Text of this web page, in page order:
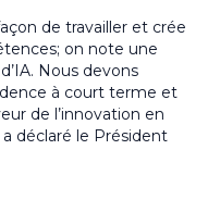
de travailler et crée
on note une
Nous devons
à court terme et
de l’innovation en
déclaré le Président